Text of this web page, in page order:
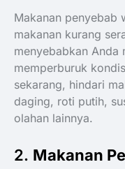
Makanan penyebab
makanan kurang
menyebabkan Anda
memperburuk
sekarang, hindari
daging, roti putih,
olahan lainnya.
2. Makanan